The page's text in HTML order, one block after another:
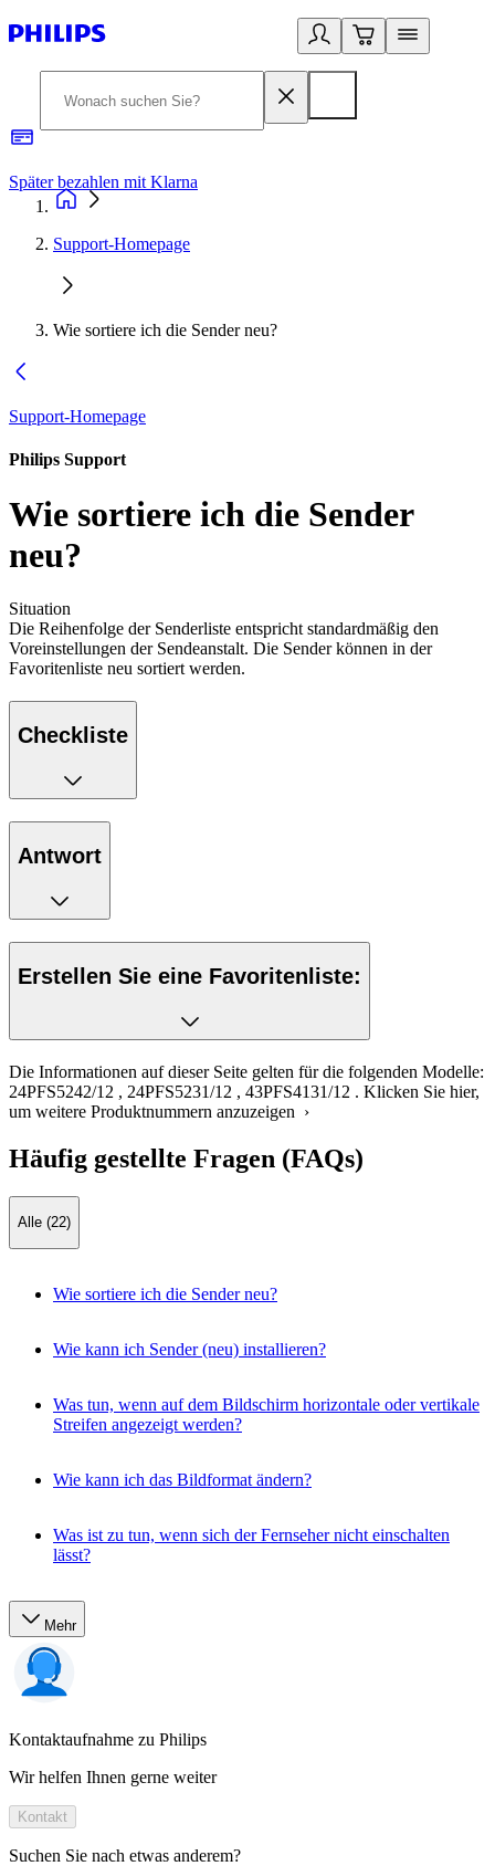
Später bezahlen mit Klarna
Support-Homepage
Wie sortiere ich die Sender neu?
Support-Homepage
Philips Support
Wie sortiere ich die Sender
neu?
Situation
Die Reihenfolge der Senderliste entspricht standardmäßig den
Voreinstellungen der Sendeanstalt. Die Sender können in der
Favoritenliste neu sortiert werden.
Checkliste
Antwort
Erstellen Sie eine Favoritenliste:
Die Informationen auf dieser Seite gelten für die folgenden Modelle:
24PFS5242/12 , 24PFS5231/12 , 43PFS4131/12 . Klicken Sie hier,
um weitere Produktnummern anzuzeigen ›
Häufig gestellte Fragen (FAQs)
Alle (22)
Wie sortiere ich die Sender neu?
Wie kann ich Sender (neu) installieren?
Was tun, wenn auf dem Bildschirm horizontale oder vertikale
Streifen angezeigt werden?
Wie kann ich das Bildformat ändern?
Was ist zu tun, wenn sich der Fernseher nicht einschalten
lässt?
Mehr
Kontaktaufnahme zu Philips
Wir helfen Ihnen gerne weiter
Kontakt
Suchen Sie nach etwas anderem?